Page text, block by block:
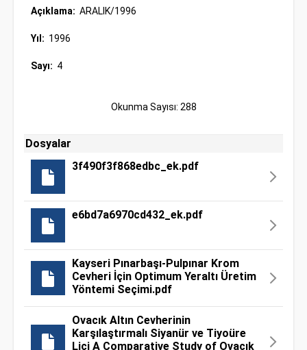
Açıklama: ARALIK/1996
Yıl: 1996
Sayı: 4
Okunma Sayısı: 288
Dosyalar
3f490f3f868edbc_ek.pdf
e6bd7a6970cd432_ek.pdf
Kayseri Pınarbaşı-Pulpınar Krom
Cevheri İçin Optimum Yeraltı Üretim
Yöntemi Seçimi.pdf
Ovacık Altın Cevherinin
Karşılaştırmalı Siyanür ve Tiyoüre
Liçi A Comparative Study of Ovacık